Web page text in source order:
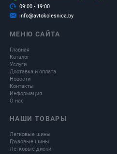
09:00 - 19:00
info@avtokolesnica.by
МЕНЮ САЙТА
Главная
Каталог
Услуги
Доставка и оплата
Новости
Контакты
Информация
О нас
НАШИ ТОВАРЫ
Легковые шины
Грузовые шины
Легковые диски